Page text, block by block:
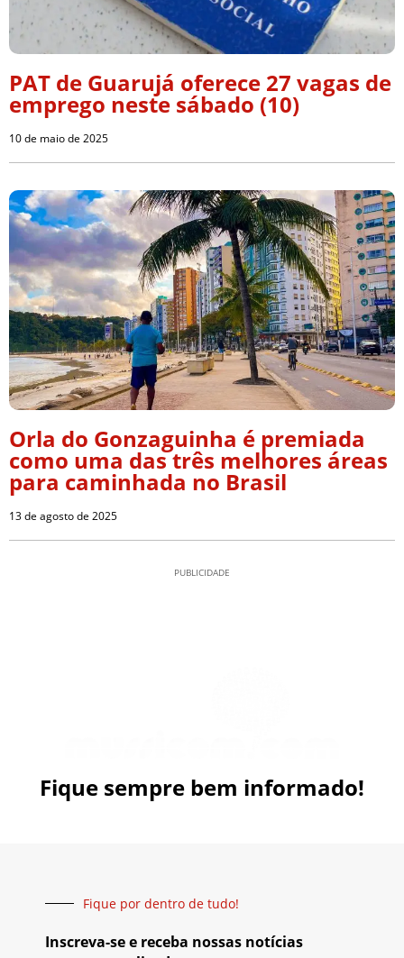
PAT de Guarujá oferece 27 vagas de
emprego neste sábado (10)
10 de maio de 2025
Orla do Gonzaguinha é premiada
como uma das três melhores áreas
para caminhada no Brasil
13 de agosto de 2025
PUBLICIDADE
Fique sempre bem informado!
Fique por dentro de tudo!
Inscreva-se e receba nossas notícias